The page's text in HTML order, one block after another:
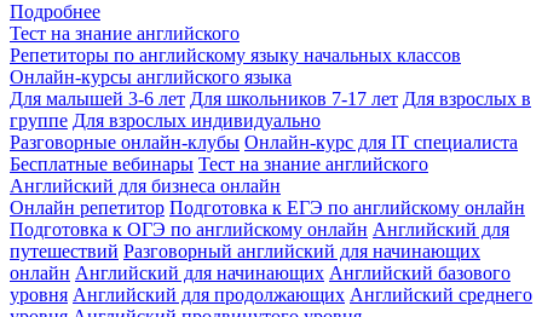
Подробнее
Тест на знание английского
Репетиторы по английскому языку начальных классов
Онлайн-курсы английского языка
Для малышей 3-6 лет Для школьников 7-17 лет Для взрослых в
группе Для взрослых индивидуально
Разговорные онлайн-клубы Онлайн-курс для IT специалиста
Бесплатные вебинары Тест на знание английского
Английский для бизнеса онлайн
Онлайн репетитор Подготовка к ЕГЭ по английскому онлайн
Подготовка к ОГЭ по английскому онлайн Английский для
путешествий Разговорный английский для начинающих
онлайн Английский для начинающих Английский базового
уровня Английский для продолжающих Английский среднего